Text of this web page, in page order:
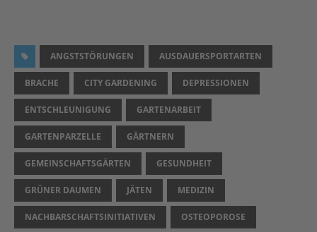
ANGSTSTÖRUNGEN AUSDAUERSPORTARTEN
BRACHE CITY GARDENING DEPRESSIONEN
ENTSCHLEUNIGUNG GARTENARBEIT
GARTENPARZELLE GÄRTNERN
GEMEINSCHAFTSGÄRTEN GESUNDHEIT
GRÜNER DAUMEN JÄTEN MEDIZIN
NACHBARSCHAFTSINITIATIVEN OSTEOPOROSE